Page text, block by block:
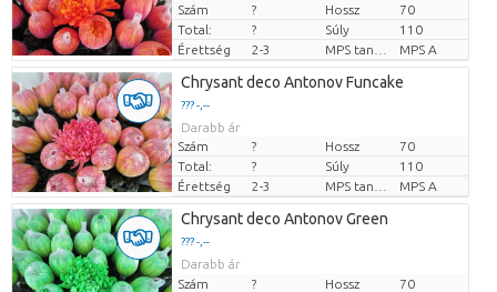
Szám
? Hossz
70
Total:
? Súly
110
Érettség
2-3 MPS A
Chrysant deco Antonov Funcake
??? -,--
Darabb ár
Szám
? Hossz
70
Total:
? Súly
110
Érettség
2-3 MPS A
Chrysant deco Antonov Green
??? -,--
Darabb ár
Szám
? Hossz 70